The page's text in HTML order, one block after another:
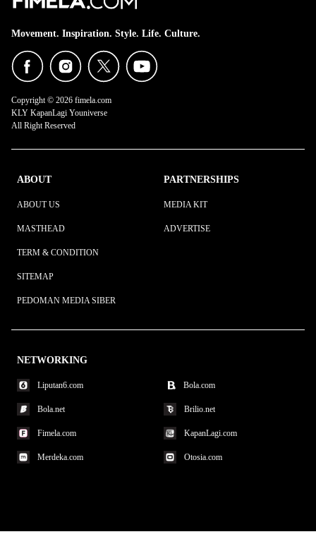
Movement. Inspiration. Style. Life. Culture.
Copyright © 2026 fimela.com
KLY KapanLagi Youniverse
All Right Reserved
ABOUT
ABOUT US
MASTHEAD
TERM & CONDITION
SITEMAP
PEDOMAN MEDIA SIBER
PARTNERSHIPS
MEDIA KIT
ADVERTISE
NETWORKING
Liputan6.com Bola.com
Bola.net Brilio.net
Fimela.com KapanLagi.com
Merdeka.com Otosia.com